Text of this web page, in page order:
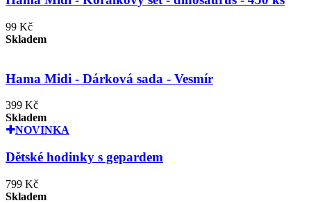
99 Kč
Skladem
Hama Midi - Dárková sada - Vesmír
399 Kč
Skladem
NOVINKA
Dětské hodinky s gepardem
799 Kč
Skladem